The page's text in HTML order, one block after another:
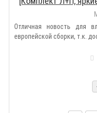
светодиодный
Отличная новость для
европейской сборки, т.к.